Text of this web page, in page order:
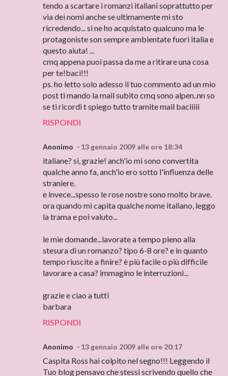
tendo a scartare i romanzi italiani soprattutto per
via dei nomi anche se ultimamente mi sto
ricredendo... si ne ho acquistato qualcuno ma le
protagoniste son sempre ambientate fuori italia e
questo aiuta! ...
cmq appena puoi passa da me a ritirare una cosa
per te!baci!!!
ps. ho letto solo adesso il tuo commento ad un mio
post ti mando la mail subito cmq sono alpen..nn so
se ti ricordi t spiego tutto tramite mail baciiiii
RISPONDI
Anonimo 13 gennaio 2009 alle ore 18:34
italiane? sì, grazie! anch'io mi sono convertita
qualche anno fa, anch'io ero sotto l'influenza delle
straniere.
e invece...spesso le rose nostre sono molto brave.
ora quando mi capita qualche nome italiano, leggo
la trama e poi valuto...
le mie domande...lavorate a tempo pieno alla
stesura di un romanzo? tipo 6-8 ore? e in quanto
tempo riuscite a finire? è più facile o più difficile
lavorare a casa? immagino le interruzioni...
grazie e ciao a tutti
barbara
RISPONDI
Anonimo 13 gennaio 2009 alle ore 20:17
Caspita Ross hai colpito nel segno!!! Leggendo il
Tuo blog pensavo che stessi scrivendo quello che